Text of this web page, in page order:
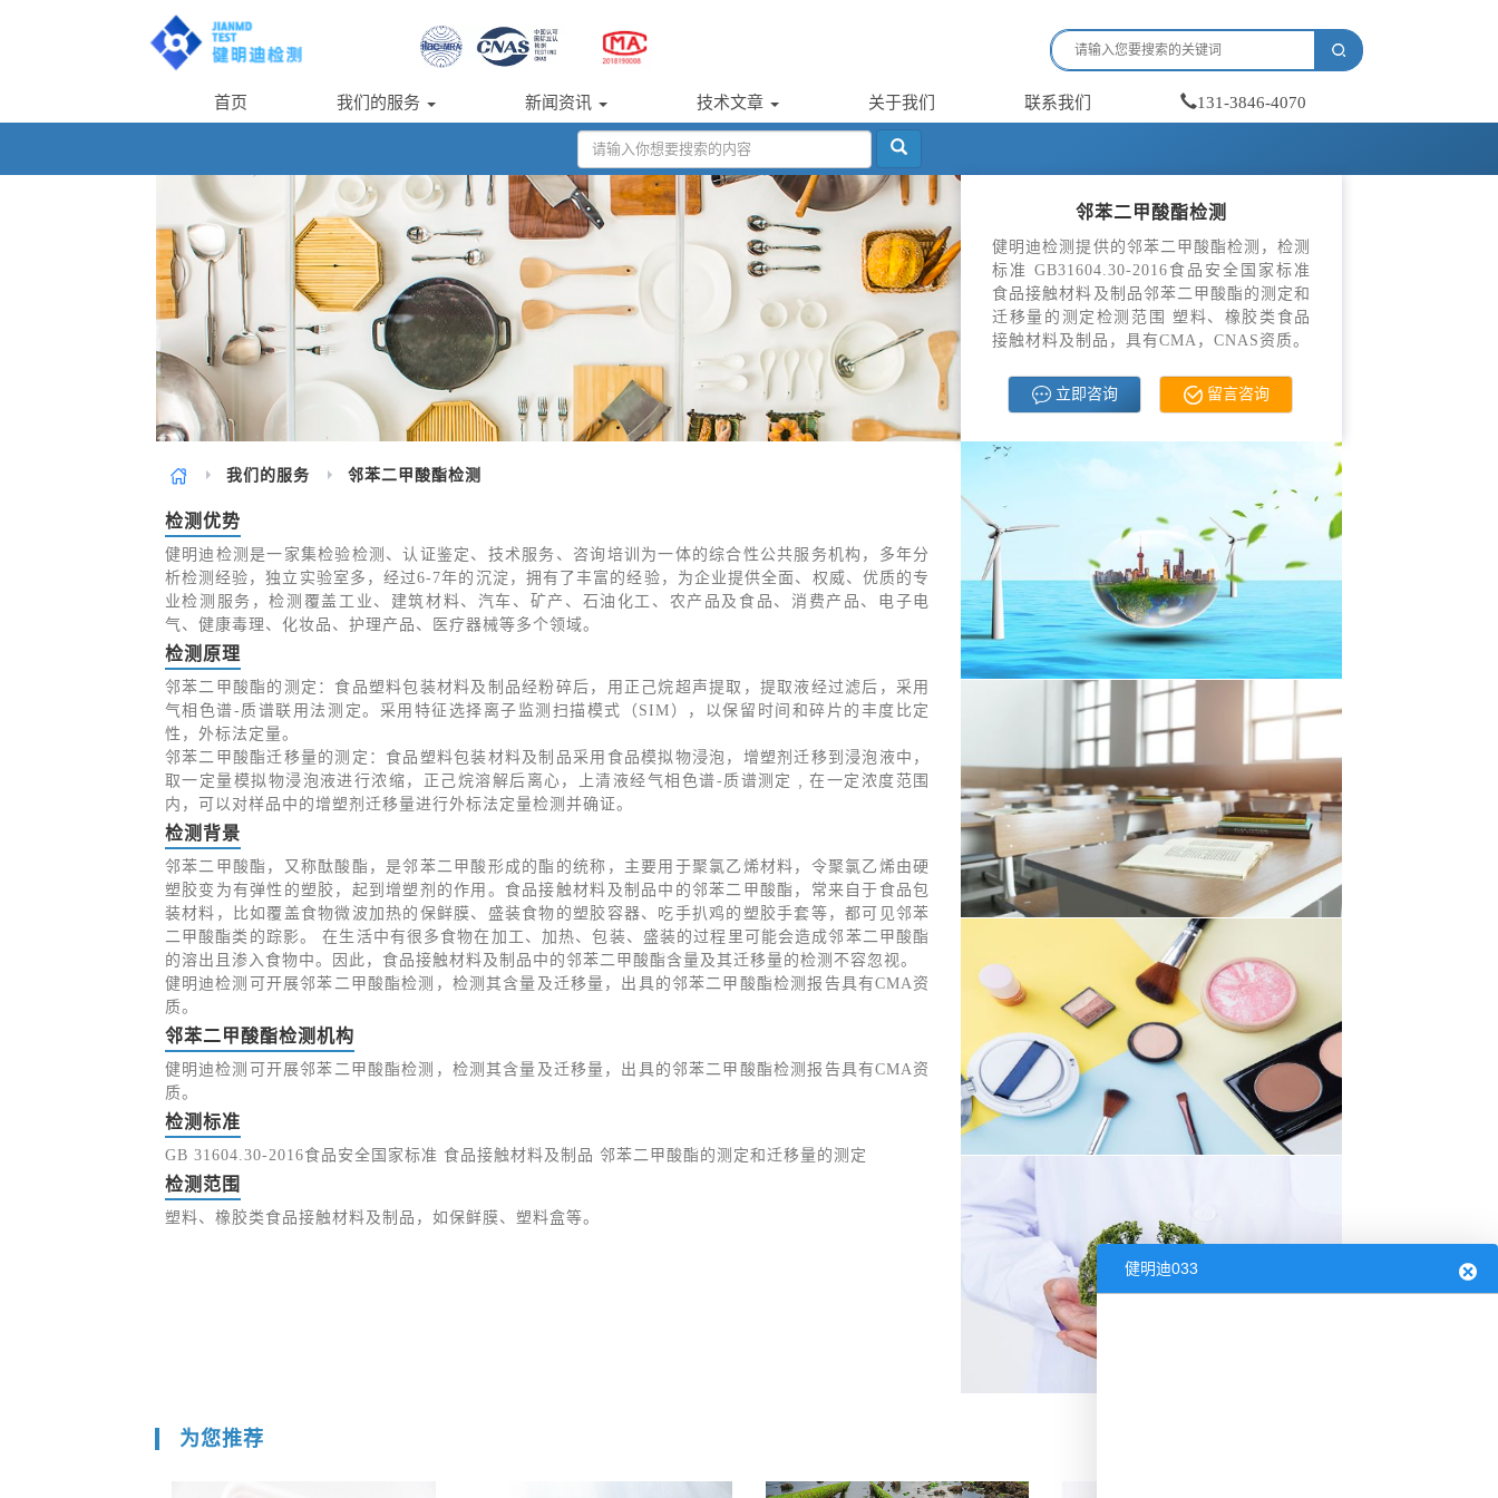
首页 我们的服务 新闻资讯 技术文章 关于我们 联系我们 131-3846-4070
我们的服务 邻苯二甲酸酯检测
检测优势
健明迪检测是一家集检验检测、认证鉴定、技术服务、咨询培训为一体的综合性公共服务机构，多年分
析检测经验，独立实验室多，经过6-7年的沉淀，拥有了丰富的经验，为企业提供全面、权威、优质的专
业检测服务，检测覆盖工业、建筑材料、汽车、矿产、石油化工、农产品及食品、消费产品、电子电
气、健康毒理、化妆品、护理产品、医疗器械等多个领域。
检测原理
邻苯二甲酸酯的测定：食品塑料包装材料及制品经粉碎后，用正己烷超声提取，提取液经过滤后，采用
气相色谱-质谱联用法测定。采用特征选择离子监测扫描模式（SIM），以保留时间和碎片的丰度比定
性，外标法定量。
邻苯二甲酸酯迁移量的测定：食品塑料包装材料及制品采用食品模拟物浸泡，增塑剂迁移到浸泡液中，
取一定量模拟物浸泡液进行浓缩，正己烷溶解后离心，上清液经气相色谱-质谱测定﹐在一定浓度范围
内，可以对样品中的增塑剂迁移量进行外标法定量检测并确证。
检测背景
邻苯二甲酸酯，又称酞酸酯，是邻苯二甲酸形成的酯的统称，主要用于聚氯乙烯材料，令聚氯乙烯由硬
塑胶变为有弹性的塑胶，起到增塑剂的作用。食品接触材料及制品中的邻苯二甲酸酯，常来自于食品包
装材料，比如覆盖食物微波加热的保鲜膜、盛装食物的塑胶容器、吃手扒鸡的塑胶手套等，都可见邻苯
二甲酸酯类的踪影。 在生活中有很多食物在加工、加热、包装、盛装的过程里可能会造成邻苯二甲酸酯
的溶出且渗入食物中。因此，食品接触材料及制品中的邻苯二甲酸酯含量及其迁移量的检测不容忽视。
健明迪检测可开展邻苯二甲酸酯检测，检测其含量及迁移量，出具的邻苯二甲酸酯检测报告具有CMA资
质。
邻苯二甲酸酯检测机构
健明迪检测可开展邻苯二甲酸酯检测，检测其含量及迁移量，出具的邻苯二甲酸酯检测报告具有CMA资
质。
检测标准
GB 31604.30-2016食品安全国家标准 食品接触材料及制品 邻苯二甲酸酯的测定和迁移量的测定
检测范围
塑料、橡胶类食品接触材料及制品，如保鲜膜、塑料盒等。
邻苯二甲酸酯检测
健明迪检测提供的邻苯二甲酸酯检测，检测
标准 GB31604.30-2016食品安全国家标准
食品接触材料及制品邻苯二甲酸酯的测定和
迁移量的测定检测范围 塑料、橡胶类食品
接触材料及制品，具有CMA，CNAS资质。
立即咨询 留言咨询
为您推荐